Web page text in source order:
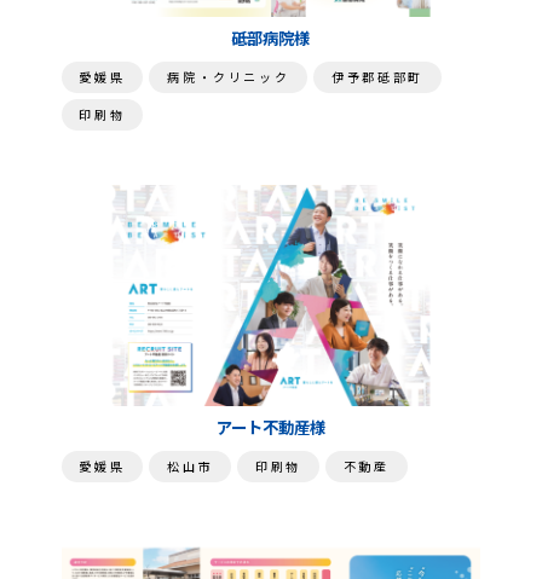
砥部病院様
愛媛県 病院・クリニック 伊予郡砥部町
印刷物
アート不動産様
愛媛県 松山市 印刷物 不動産